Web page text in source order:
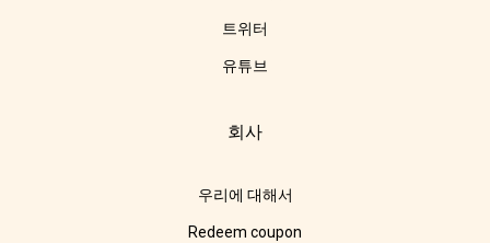
트위터
유튜브
회사
우리에 대해서
Redeem coupon